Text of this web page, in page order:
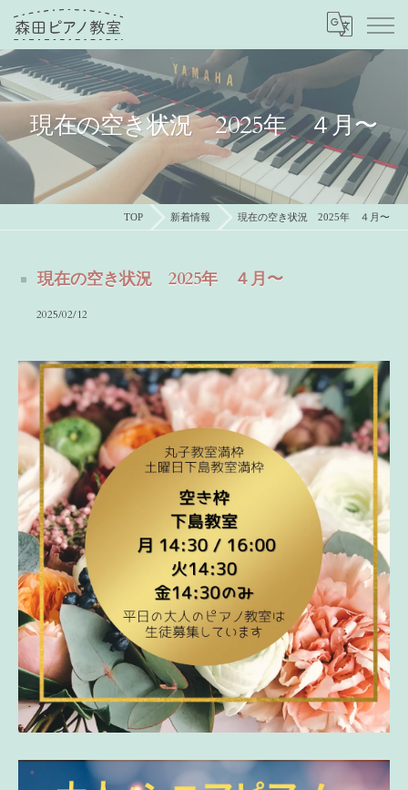
現在の空き状況 2025年 ４月〜
TOP 新着情報 現在の空き状況 2025年 ４月〜
現在の空き状況 2025年 ４月〜
2025/02/12